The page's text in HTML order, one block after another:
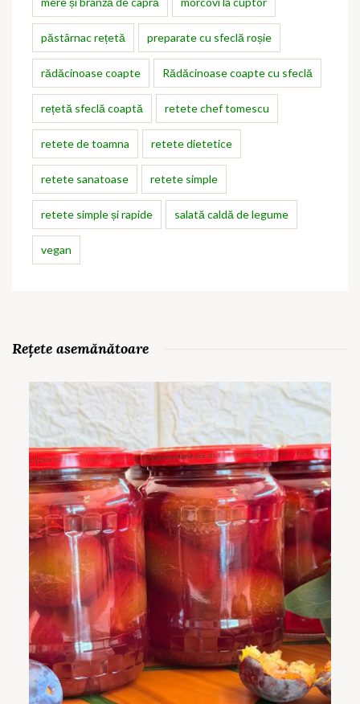
păstârnac rețetă preparate cu sfeclă roșie
rădăcinoase coapte Rădăcinoase coapte cu sfeclă
rețetă sfeclă coaptă retete chef tomescu
retete de toamna retete dietetice
retete sanatoase retete simple
retete simple și rapide salată caldă de legume
vegan
Rețete asemănătoare